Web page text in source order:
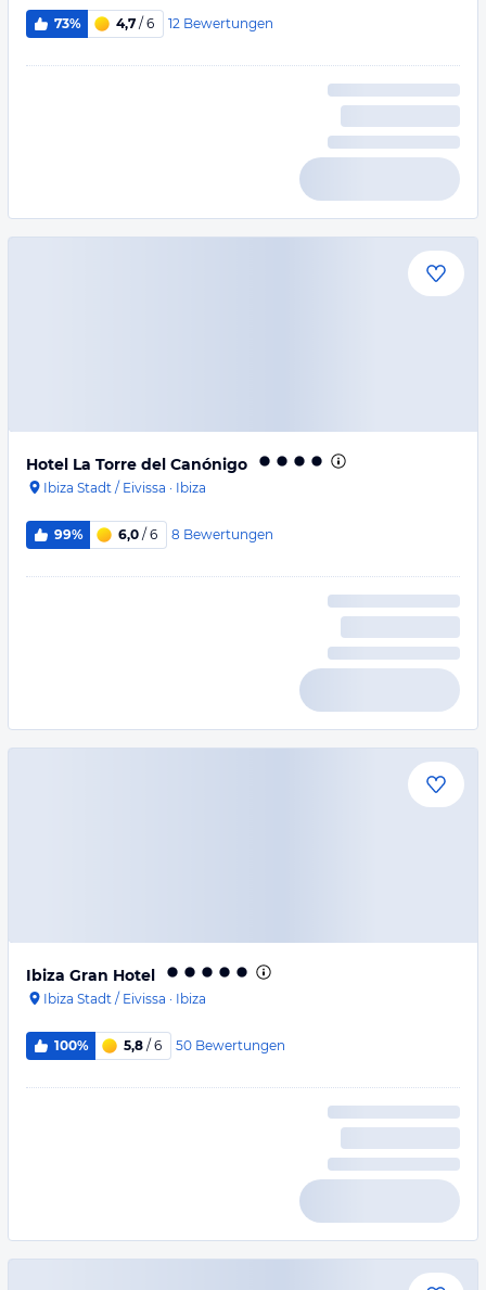
73% 4,7 / 6 12 Bewertungen
Hotel La Torre del Canónigo
Ibiza Stadt / Eivissa · Ibiza
99% 6,0 / 6 8 Bewertungen
Ibiza Gran Hotel
Ibiza Stadt / Eivissa · Ibiza
100% 5,8 / 6 50 Bewertungen